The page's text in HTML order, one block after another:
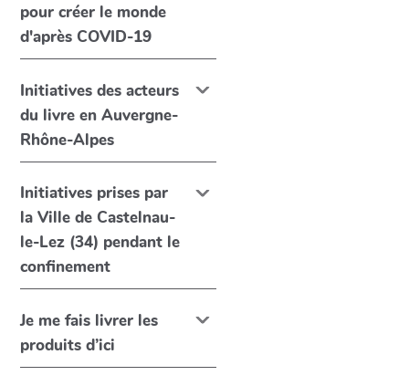
pour créer le monde
d'après COVID-19
Initiatives des acteurs
du livre en Auvergne-
Rhône-Alpes
Initiatives prises par
la Ville de Castelnau-
le-Lez (34) pendant le
confinement
Je me fais livrer les
produits d’ici